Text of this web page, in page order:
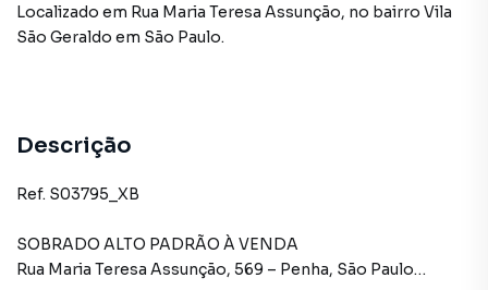
Localizado em Rua Maria Teresa Assunção, no bairro Vila
São Geraldo em São Paulo.
Descrição
Ref. S03795_XB
SOBRADO ALTO PADRÃO À VENDA
Rua Maria Teresa Assunção, 569 – Penha, São Paulo